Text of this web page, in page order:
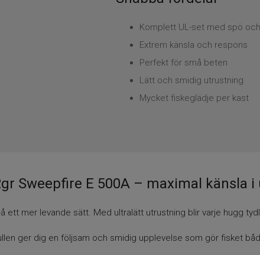
Komplett UL-set med spö
Extrem känsla och respons
Perfekt för små beten
Lätt och smidig utrustning
Mycket fiskeglädje per kast
Sweepfire E 500A – maximal känsla
ett mer levande sätt. Med ultralätt utrustning blir varje hugg
ger dig en följsam och smidig upplevelse som gör fisket